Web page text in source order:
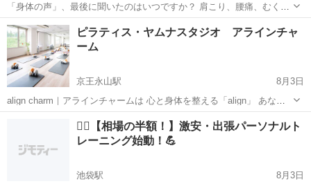
「身体の声」、最後に聞いたのはいつですか？ 肩こり、腰痛、むく
み、冷え、疲れが抜けない… そんな不調を「年齢だから」「仕方な
い」と思っていませんか？ ヨーロッパで長年プロダンサーとして身体
と向き合ってきた経験と、官足法を...
東京 八王子市 フットマッサージ 肩こり
ピラティス・ヤムナスタジオ アラインチャ
ーム
京王永山駅
8月3日
align charm｜アラインチャームは 心と身体を整える「align」 あなた
らしい魅力を引き立てる「charming」 そして心と身体のお守りとなる
「charm」 3つの想いを込めて生まれたスタジオです。 ...
京王永山駅 その他 ヤムナ
🚶‍♂️【相場の半額！】激安・出張パーソナルト
レーニング始動！💪
池袋駅
8月3日